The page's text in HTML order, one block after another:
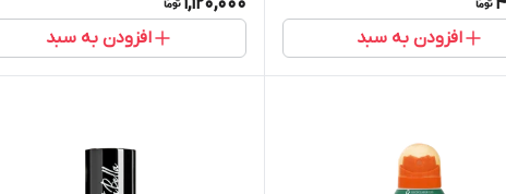
افزودن به سبد افزودن به سبد